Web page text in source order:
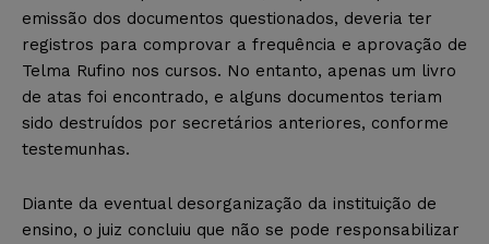
emissão dos documentos questionados, deveria ter
registros para comprovar a frequência e aprovação de
Telma Rufino nos cursos. No entanto, apenas um livro
de atas foi encontrado, e alguns documentos teriam
sido destruídos por secretários anteriores, conforme
testemunhas.
Diante da eventual desorganização da instituição de
ensino, o juiz concluiu que não se pode responsabilizar